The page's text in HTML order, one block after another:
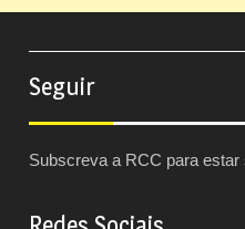
Seguir
Subscreva a RCC para estar